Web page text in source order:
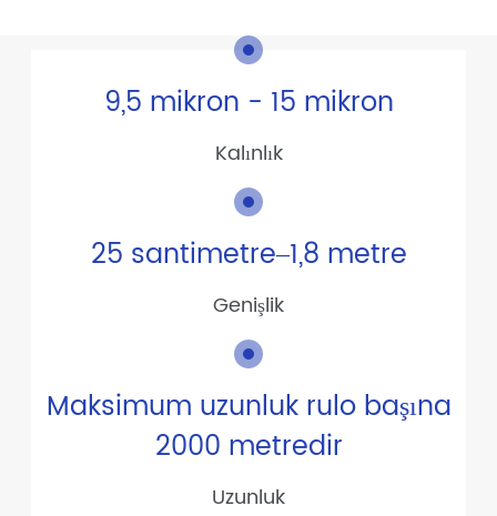
9,5 mikron - 15 mikron
Kalınlık
25 santimetre–1,8 metre
Genişlik
Maksimum uzunluk rulo başına
2000 metredir
Uzunluk